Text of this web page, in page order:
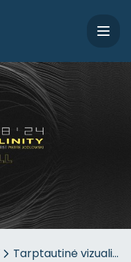
Tarptautinė vizualinio